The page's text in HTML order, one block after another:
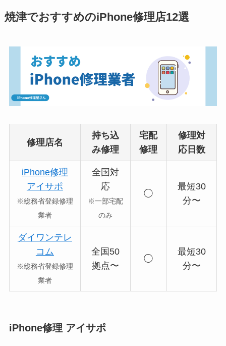
焼津でおすすめのiPhone修理店12選
修理店名
持ち込
み修理
宅配
修理
修理対
応日数
iPhone修理
アイサポ
※総務省登録修理
業者
全国対
応
※一部宅配
のみ
◯
最短30
分〜
ダイワンテレ
コム
※総務省登録修理
業者
全国50
拠点〜
◯
最短30
分〜
iPhone修理 アイサポ